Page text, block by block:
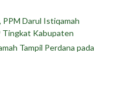
Darul Istiqamah
Tingkat Kabupaten
Tampil Perdana pada